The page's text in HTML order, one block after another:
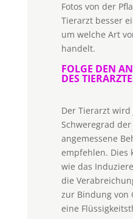
Fotos von der
Tierarzt besser
um welche Art
handelt.
FOLGE DEN
DES
Der Tierarzt wird
Schweregrad
angemessene
empfehlen. Dies
wie das
die
zur Bindung von
eine